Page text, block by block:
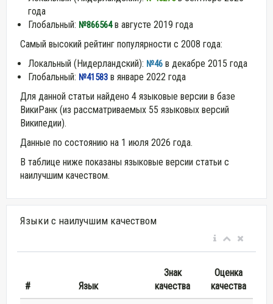
года
Глобальный: №866564в августе 2019 года
Самый высокий рейтинг популярности с 2008 года:
Локальный (Нидерландский): №46 в декабре 2015 года
Глобальный: №41583 в январе 2022 года
Для данной статьи найдено 4 языковые версии в базе
ВикиРанк (из рассматриваемых 55 языковых версий
Википедии).
Данные по состоянию на 1 июля 2026 года.
В таблице ниже показаны языковые версии статьи с
наилучшим качеством.
Языки с наилучшим качеством
# Язык
Знак
качества
Оценка
качества